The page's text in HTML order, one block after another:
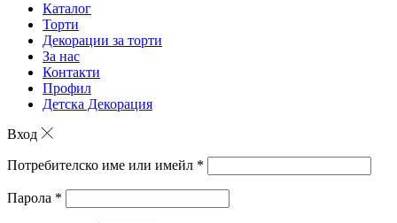
Каталог
Торти
Декорации за торти
За нас
Контакти
Профил
Детска Декорация
Вход
Потребителско име или имейл *
Парола *